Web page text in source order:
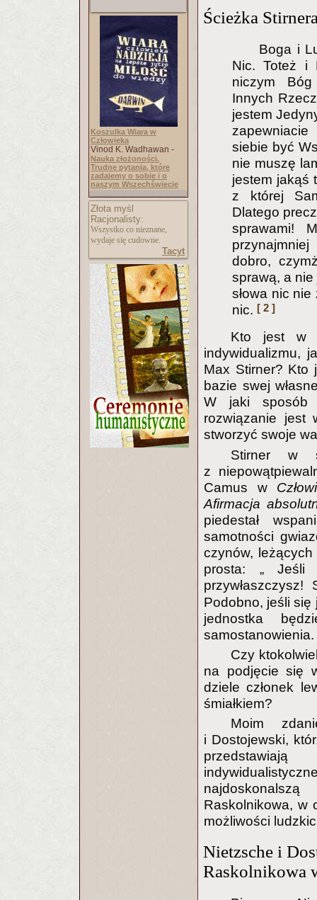
Koszulka Wiara w
Człowieka
Vinod K. Wadhawan -
Nauka złożoności.
Trudne pytania, które
zadajemy o sobie i o
naszym Wszechświecie
Złota myśl
Racjonalisty:
Wszystko co nieznane,
wydaje się cudowne.
Tacyt
Ścieżka
Boga i
Nic. Toteż i
niczym
Innych
jestem
siebie być
nie muszę
jestem jakąś
z której
Dlatego
sprawami!
dobro,
sprawą, a nie
słowa nic
nic. [ 2 ]
Kto jest w
indywidualizmu,
Max Stirner? Kto
bazie swej
W jaki sposób
rozwiązanie jest
stworzyć swoje
Stirner w
z
Camus w
Afirmacja
piedestał
samotności
czynów,
prosta: „ Jeśli
Podobno, jeśli
jednostka
samostanowienia.
Czy
na podjęcie się
dziele członek
śmiałkiem?
Moim
i Dostojewski,
Raskolnikowa, w
możliwości
Nietzsche i
Raskolnikowa